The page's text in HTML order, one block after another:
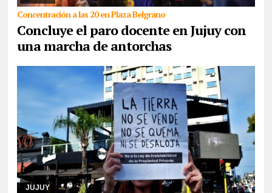
Concentración a las 20 en Plaza Belgrano
Concluye el paro docente en Jujuy con
una marcha de antorchas
JUJUY
05/08/2026 Comunidades indígenas, sindicatos, ambientalistas,
organizaciones sociales, políticas y de derechos humanos se
congregarán en la capital, como así ta ...